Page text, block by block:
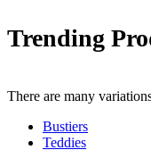
Trending
There are many
Bustiers
Teddies